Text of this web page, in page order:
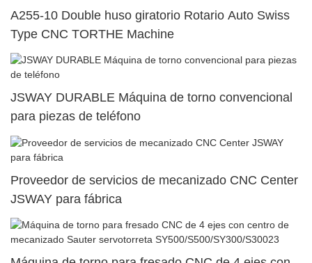
A255-10 Double huso giratorio Rotario Auto Swiss
Type CNC TORTHE Machine
JSWAY DURABLE Máquina de torno convencional
para piezas de teléfono
Proveedor de servicios de mecanizado CNC Center
JSWAY para fábrica